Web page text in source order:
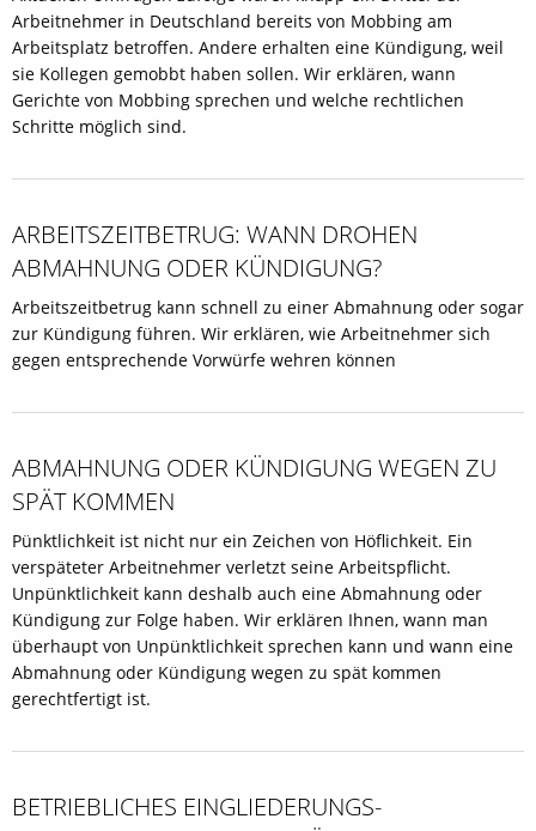
Arbeitnehmer in Deutschland bereits von Mobbing am
Arbeitsplatz betroffen. Andere erhalten eine Kündigung, weil
sie Kollegen gemobbt haben sollen. Wir erklären, wann
Gerichte von Mobbing sprechen und welche rechtlichen
Schritte möglich sind.
ARBEITSZEITBETRUG: WANN DROHEN
ABMAHNUNG ODER KÜNDIGUNG?
Arbeitszeitbetrug kann schnell zu einer Abmahnung oder sogar
zur Kündigung führen. Wir erklären, wie Arbeitnehmer sich
gegen entsprechende Vorwürfe wehren können
ABMAHNUNG ODER KÜNDIGUNG WEGEN ZU
SPÄT KOMMEN
Pünktlichkeit ist nicht nur ein Zeichen von Höflichkeit. Ein
verspäteter Arbeitnehmer verletzt seine Arbeitspflicht.
Unpünktlichkeit kann deshalb auch eine Abmahnung oder
Kündigung zur Folge haben. Wir erklären Ihnen, wann man
überhaupt von Unpünktlichkeit sprechen kann und wann eine
Abmahnung oder Kündigung wegen zu spät kommen
gerechtfertigt ist.
BETRIEBLICHES EINGLIEDERUNGS­